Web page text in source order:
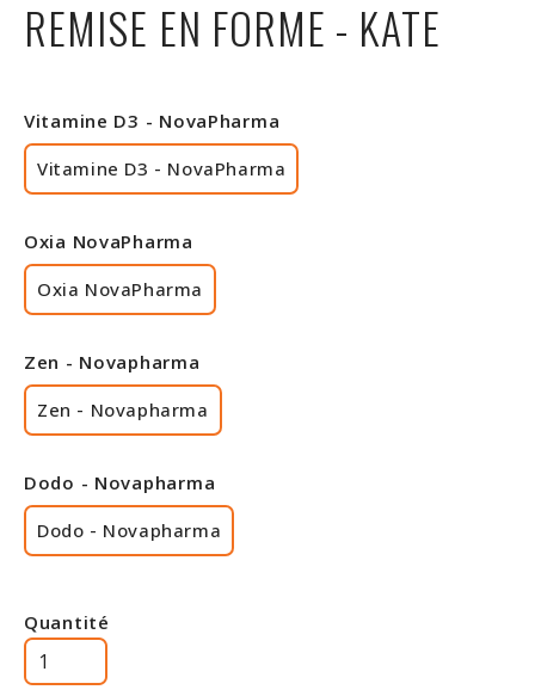
REMISE EN FORME - KATE
Vitamine D3 - NovaPharma
Vitamine D3 - NovaPharma
Oxia NovaPharma
Oxia NovaPharma
Zen - Novapharma
Zen - Novapharma
Dodo - Novapharma
Dodo - Novapharma
Quantité
Rabais